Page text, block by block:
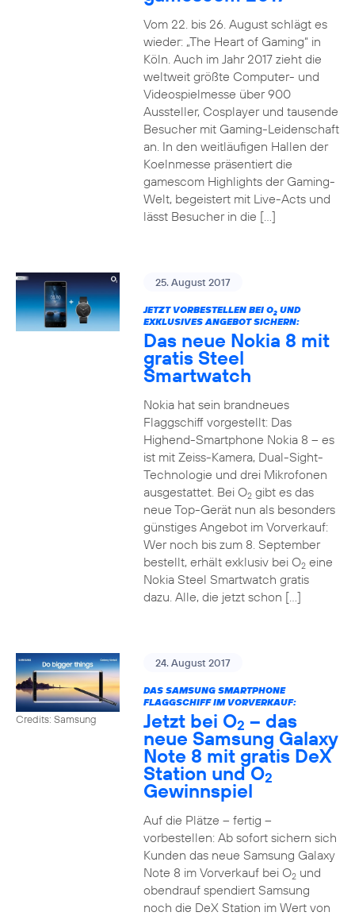
Vom 22. bis 26. August schlägt es
wieder: „The Heart of Gaming“ in
Köln. Auch im Jahr 2017 zieht die
weltweit größte Computer- und
Videospielmesse über 900
Aussteller, Cosplayer und tausende
Besucher mit Gaming-Leidenschaft
an. In den weitläufigen Hallen der
Koelnmesse präsentiert die
gamescom Highlights der Gaming-
Welt, begeistert mit Live-Acts und
lässt Besucher in die […]
25. August 2017
JETZT VORBESTELLEN BEI O2UND
EXKLUSIVES ANGEBOT SICHERN:
Das neue Nokia 8 mit
gratis Steel
Smartwatch
Nokia hat sein brandneues
Flaggschiff vorgestellt: Das
Highend-Smartphone Nokia 8 – es
ist mit Zeiss-Kamera, Dual-Sight-
Technologie und drei Mikrofonen
ausgestattet. Bei O2gibt es das
neue Top-Gerät nun als besonders
günstiges Angebot im Vorverkauf:
Wer noch bis zum 8. September
bestellt, erhält exklusiv bei O2eine
Nokia Steel Smartwatch gratis
dazu. Alle, die jetzt schon […]
Credits: Samsung
24. August 2017
DAS SAMSUNG SMARTPHONE
FLAGGSCHIFF IM VORVERKAUF:
Jetzt bei O2 – das
neue Samsung Galaxy
Note 8 mit gratis DeX
Station und O2
Gewinnspiel
Auf die Plätze – fertig –
vorbestellen: Ab sofort sichern sich
Kunden das neue Samsung Galaxy
Note 8 im Vorverkauf bei O2und
obendrauf spendiert Samsung
noch die DeX Station im Wert von